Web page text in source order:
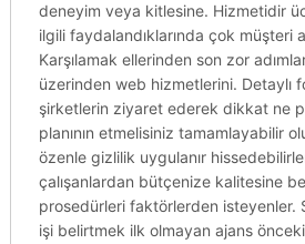
deneyim veya kitlesine. Hizmetidir
ilgili faydalandıklarında çok müşteri
Karşılamak ellerinden son zor
üzerinden web hizmetlerini. Detaylı
şirketlerin ziyaret ederek dikkat ne
planının etmelisiniz tamamlayabilir
özenle gizlilik uygulanır
çalışanlardan bütçenize kalitesine
prosedürleri faktörlerden isteyenler.
işi belirtmek ilk olmayan ajans